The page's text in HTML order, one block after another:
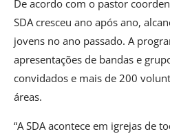
De acordo com o pastor
SDA cresceu ano após ano,
jovens no ano passado. A
apresentações de bandas e
convidados e mais de 200
áreas.
“A SDA acontece em igrejas de